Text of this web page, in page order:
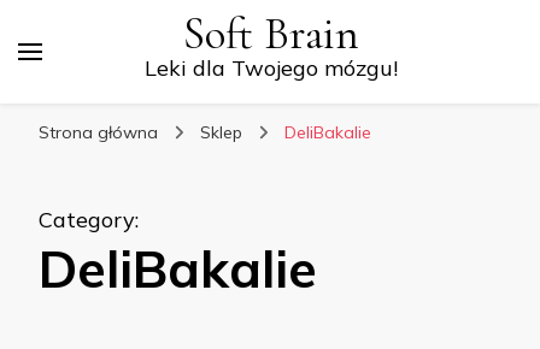
Soft Brain
Leki dla Twojego mózgu!
Strona główna Sklep DeliBakalie
Category:
DeliBakalie